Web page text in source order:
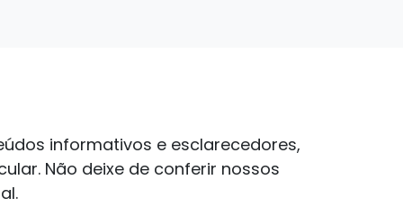
informativos e esclarecedores,
Não deixe de conferir nossos